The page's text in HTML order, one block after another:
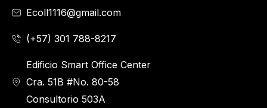
Ecoll1116@gmail.com
(+57) 301 788-8217
Edificio Smart Office Center
Cra. 51B #No. 80-58
Consultorio 503A